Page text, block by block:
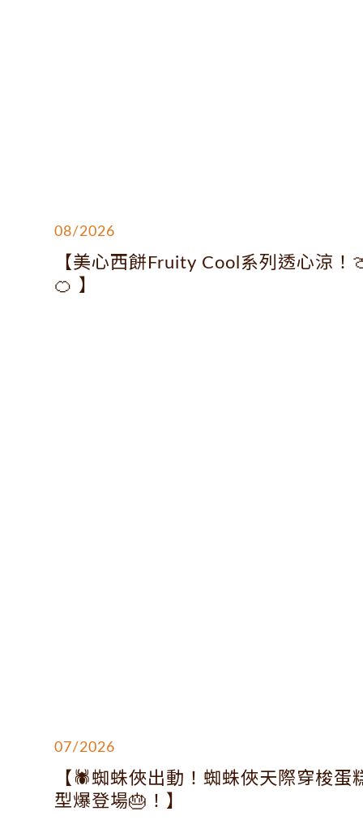
08/2026
【美心西餅Fruity Cool系列透心涼！
🍊 】
07/2026
【🕷️蜘蛛俠出動！蜘蛛俠天際穿梭蛋
型爆登場🎂！】